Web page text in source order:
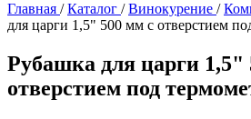
Главная / Каталог / Винокурение /
для царги 1,5" 500 мм с отверстием
Рубашка для царги 1,5"
отверстием под